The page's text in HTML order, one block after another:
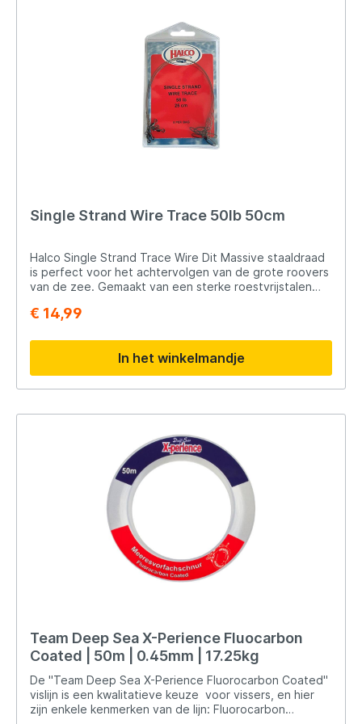
Single Strand Wire Trace 50lb 50cm
Halco Single Strand Trace Wire Dit Massive staaldraad
is perfect voor het achtervolgen van de grote roovers
van de zee. Gemaakt van een sterke roestvrijstalen
doorheen kunnen bijten. Verander het aas snel met de
kunstaas halen met de gemonteerde wartel. en de
haywire twist houdt alles op zijn plek. Onmisbaar voor
het vissen met pluggen op de oceaan.
€ 14,99
In het winkelmandje
Team Deep Sea X-Perience Fluocarbon
Coated | 50m | 0.45mm | 17.25kg
De "Team Deep Sea X-Perience Fluorocarbon Coated"
vislijn is een kwalitatieve keuze voor vissers, en hier
zijn enkele kenmerken van de lijn: Fluorocarbon